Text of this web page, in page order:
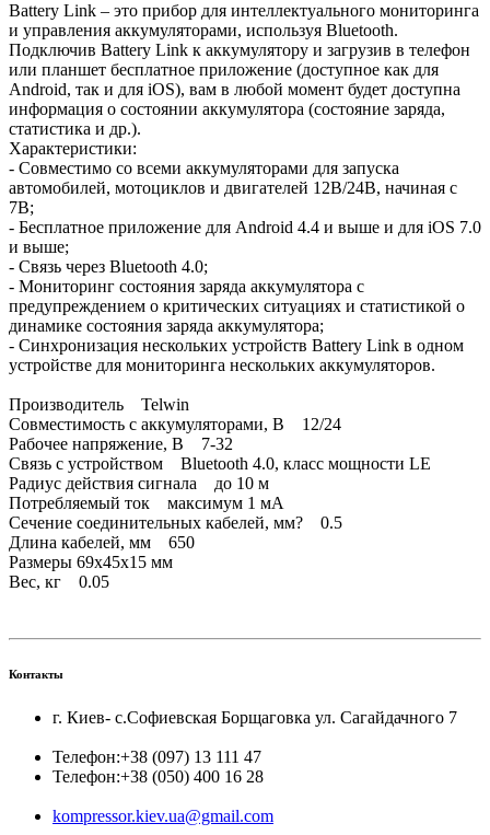
Battery Link – это прибор для интеллектуального мониторинга
и управления аккумуляторами, используя Bluetooth.
Подключив Battery Link к аккумулятору и загрузив в телефон
или планшет бесплатное приложение (доступное как для
Android, так и для iOS), вам в любой момент будет доступна
информация о состоянии аккумулятора (состояние заряда,
статистика и др.).
Характеристики:
- Совместимо со всеми аккумуляторами для запуска
автомобилей, мотоциклов и двигателей 12В/24В, начиная с
7В;
- Бесплатное приложение для Android 4.4 и выше и для iOS 7.0
и выше;
- Связь через Bluetooth 4.0;
- Мониторинг состояния заряда аккумулятора с
предупреждением о критических ситуациях и статистикой о
динамике состояния заряда аккумулятора;
- Синхронизация нескольких устройств Battery Link в одном
устройстве для мониторинга нескольких аккумуляторов.
Производитель Telwin
Совместимость с аккумуляторами, В 12/24
Рабочее напряжение, В 7-32
Связь с устройством Bluetooth 4.0, класс мощности LE
Радиус действия сигнала до 10 м
Потребляемый ток максимум 1 мА
Сечение соединительных кабелей, мм? 0.5
Длина кабелей, мм 650
Размеры 69x45x15 мм
Вес, кг 0.05
Контакты
г. Киев- с.Софиевская Борщаговка ул. Сагайдачного 7
Телефон:+38 (097) 13 111 47
Телефон:+38 (050) 400 16 28
kompressor.kiev.ua@gmail.com